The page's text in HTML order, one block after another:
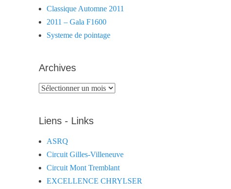
Classique Automne 2011
2011 – Gala F1600
Systeme de pointage
Archives
Archives
Liens - Links
ASRQ
Circuit Gilles-Villeneuve
Circuit Mont Tremblant
EXCELLENCE CHRYLSER